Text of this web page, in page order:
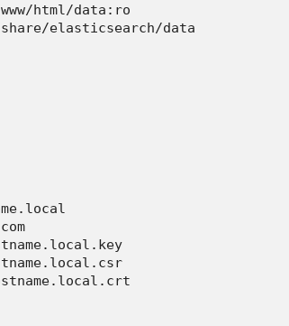
html/data:ro
elasticsearch/data